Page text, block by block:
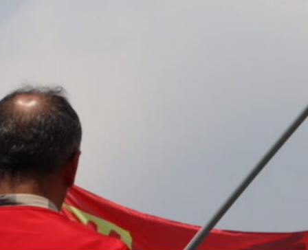
Chile: Zwei mutmaßliche Mitglieder des
Mapuche-Widerstands nach mehr als vier
Jahren auf der Flucht festgenommen
Zusammenfassung und Redebeiträge der
Demo 2026 in Gedenken an Ferhat Mayouf